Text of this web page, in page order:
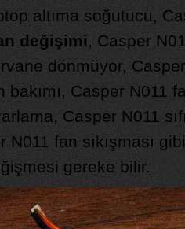
altıma soğutucu,
değişimi, Casper
dönmüyor, Casper
bakımı, Casper N011
Casper N011
N011 fan sıkışması
gereke bilir.